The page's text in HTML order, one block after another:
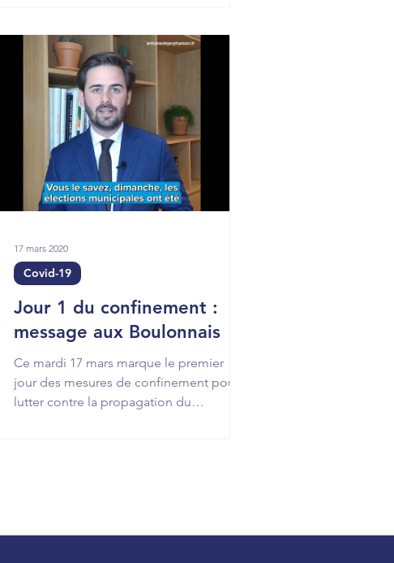
Jour 1 du confinement :
message aux Boulonnais
Ce mardi 17 mars marque le premier
jour des mesures de confinement pour
lutter contre la propagation du
Covid-19
17 mars 2020